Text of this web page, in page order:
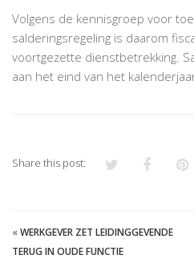
Volgens de kennisgroep voor
salderingsregeling is daarom
voortgezette dienstbetrekking.
aan het eind van het
Share this post:
«WERKGEVER ZET LEIDINGGEVENDE
TERUG IN OUDE FUNCTIE